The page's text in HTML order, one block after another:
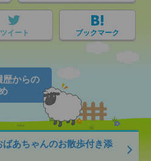
ツイート ブックマーク
歴からの
ばあちゃんのお散歩付き添